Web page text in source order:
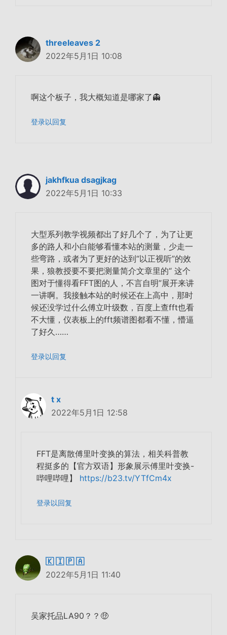
threeleaves 2
2022年5月1日 10:08
啊这个板子，我大概知道是哪家了👻
登录以回复
jakhfkua dsagjkag
2022年5月1日 10:33
大型系列教学视频都出了好几个了，为了让更
多的路人和小白能够看懂本站的测量，少走一
些弯路，或者为了更好的达到“以正视听”的效
果，狼教授要不要把测量简介文章里的“ 这个
图对于懂得看FFT图的人，不言自明”展开来讲
一讲啊。我接触本站的时候还在上高中，那时
候还没学过什么傅立叶级数，百度上查fft也看
不大懂，仪表板上的fft频谱图都看不懂，懵逼
了好久……
登录以回复
t x
2022年5月1日 12:58
FFT是离散傅里叶变换的算法，相关科普教
程挺多的【官方双语】形象展示傅里叶变换-
哔哩哔哩】 https://b23.tv/YTfCm4x
登录以回复
🇰 🇮 🇵 🇦
2022年5月1日 11:40
吴家托品LA90？？🤑